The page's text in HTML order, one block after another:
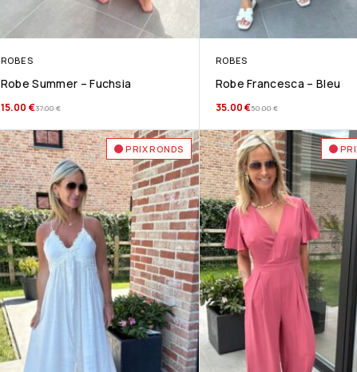
ROBES
Robe Summer – Fuchsia
37.00€
15.00 €
ROBES
Robe Francesca – Bleu
50.00€
35.00€
PRIX RONDS